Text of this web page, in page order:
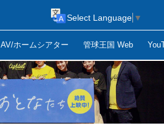
AV/ホームシアター 管球王国 Web
Select Language ▼